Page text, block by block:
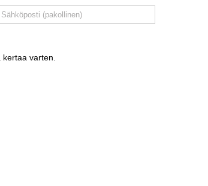
varten.